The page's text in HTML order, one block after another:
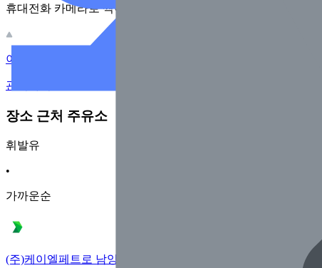
휴대전화 카메라로 찍어보세요
이 주유소의 사장님이신가요?
관리하기
장소 근처 주유소
휘발유
•
가까운순
(주)케이엘페트로 남양주별내주유소/충전소